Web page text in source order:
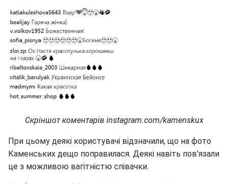
Скріншот коментарів instagram.com/kamenskux
При цьому деякі користувачі відзначили, що на фото
Каменських дещо поправилася. Деякі навіть пов'язали
це з можливою вагітністю співачки.